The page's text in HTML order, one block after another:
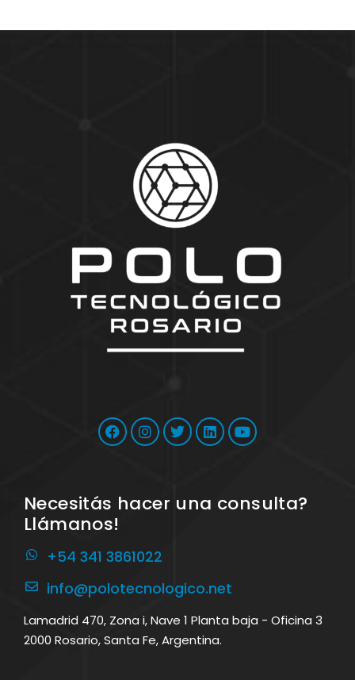
Necesitás hacer una consulta?
Llámanos!
+54 341 3861022
info@polotecnologico.net
Lamadrid 470, Zona i, Nave 1 Planta baja - Oficina 3
2000 Rosario, Santa Fe, Argentina.